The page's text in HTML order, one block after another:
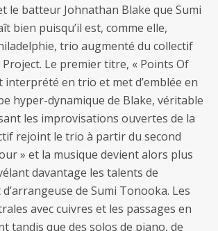
le batteur Johnathan Blake que Sumi
bien puisqu’il est, comme elle,
trio augmenté du collectif
Project. Le premier titre, « Points Of
interprété en trio et met d’emblée en
hyper-dynamique de Blake, véritable
les improvisations ouvertes de la
rejoint le trio à partir du second
» et la musique devient alors plus
davantage les talents de
de Sumi Tonooka. Les
avec cuivres et les passages en
tandis que des solos de piano, de